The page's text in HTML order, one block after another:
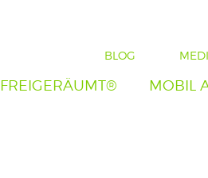
BLOG
FREIGERÄUMT® MOBIL